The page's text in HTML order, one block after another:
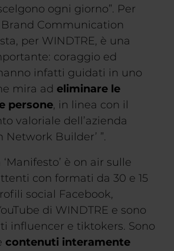
ogni giorno”. Per
Brand Communication
per WINDTRE, è una
coraggio ed
infatti guidati in uno
mira ad eliminare le
persone, in linea con il
valoriale dell’azienda
Network Builder’ ”.
è on air sulle
con formati da 30 e 15
social Facebook,
di WINDTRE e sono
influencer e tiktokers. Sono
contenuti interamente